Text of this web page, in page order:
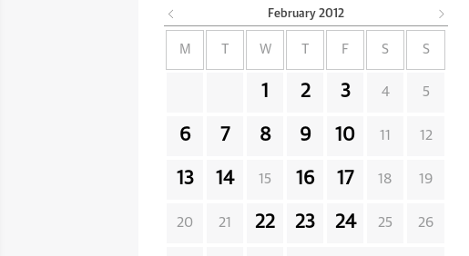
February 2012
M W F S S
1 2 3 4 5
6 7 8 9 10 11 12
13 14 15 16 17 18 19
20 21 22 23 24 25 26